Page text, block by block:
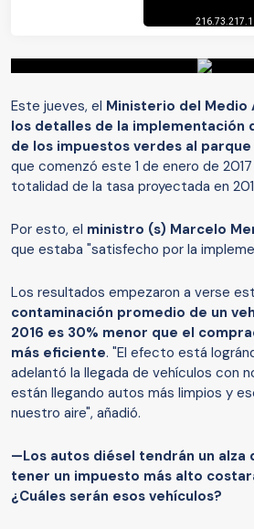
Este jueves, el Ministerio del
los detalles de la implementación
de los impuestos verdes al
que comenzó este 1 de enero de
totalidad de la tasa proyectada en
Por esto, el ministro (s) Marcelo
que estaba "satisfecho por la
Los resultados empezaron a verse
contaminación promedio de un
2016 es 30% menor que el
más eficiente. "El efecto está
adelantó la llegada de vehículos con
están llegando autos más limpios y
nuestro aire", añadió.
—Los autos diésel tendrán un alza
tener un impuesto más alto
¿Cuáles serán esos vehículos?